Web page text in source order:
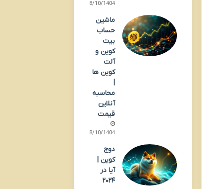
08/10/1404
ماشین
حساب
بیت
کوین و
آلت
کوین ها
|
محاسبه
آنلاین
قیمت
08/10/1404
دوج
کوین |
آیا در
۲۰۲۴